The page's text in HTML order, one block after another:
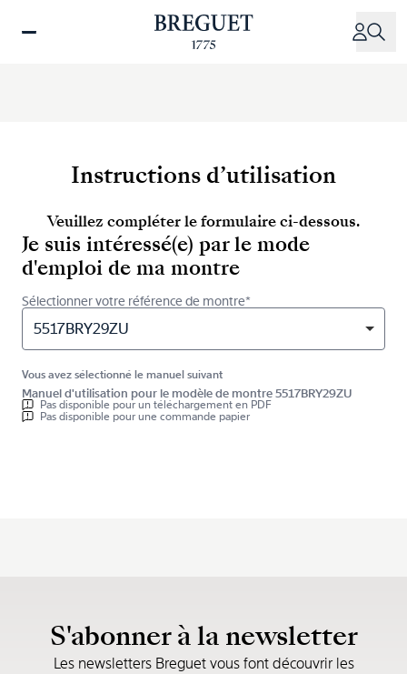
Instructions d’utilisation
Veuillez compléter le formulaire ci-dessous.
Je suis intéressé(e) par le mode
d'emploi de ma montre
Sélectionner votre référence de montre*
5517BRY29ZU
Vous avez sélectionné le manuel suivant
Manuel d'utilisation pour le modèle de montre 5517BRY29ZU
Pas disponible pour un téléchargement en PDF
Pas disponible pour une commande papier
S'abonner à la newsletter
Les newsletters Breguet vous font découvrir les